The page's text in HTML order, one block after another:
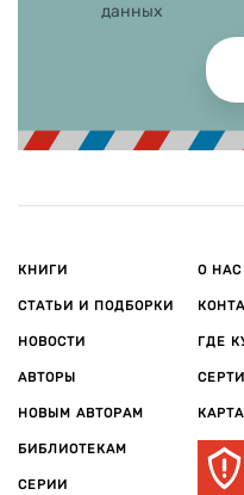
данных
КНИГИ
СТАТЬИ И ПОДБОРКИ
НОВОСТИ
АВТОРЫ
НОВЫМ АВТОРАМ
БИБЛИОТЕКАМ
СЕРИИ
О НАС
ГДЕ